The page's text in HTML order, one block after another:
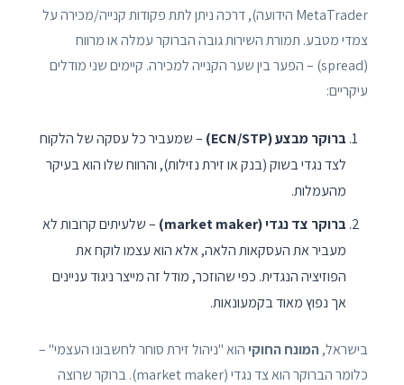
MetaTrader הידועה), דרכה ניתן לתת פקודות קנייה/מכירה על
צמדי מטבע. תמורת השירות גובה הברוקר עמלה או מרווח
(spread) – הפער בין שער הקנייה למכירה. קיימים שני מודלים
עיקריים:
ברוקר מבצע (ECN/STP)
– שמעביר כל עסקה של הלקוח
לצד נגדי בשוק (בנק או זירת נזילות), והרווח שלו הוא בעיקר
מהעמלות.
ברוקר צד נגדי (market maker)
– שלעיתים קרובות לא
מעביר את העסקאות הלאה, אלא הוא עצמו לוקח את
הפוזיציה הנגדית. כפי שהוזכר, מודל זה מייצר ניגוד עניינים
אך נפוץ מאוד בקמעונאות.
בישראל,המונח החוקי הוא "ניהול זירת סוחר לחשבונו העצמי" –
כלומר הברוקר הוא צד נגדי (market maker). ברוקר שרוצה